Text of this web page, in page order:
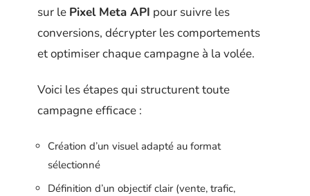
sur le Pixel Meta API pour suivre les
conversions, décrypter les comportements
et optimiser chaque campagne à la volée.
Voici les étapes qui structurent toute
campagne efficace :
Création d’un visuel adapté au format
sélectionné
Définition d’un objectif clair (vente, trafic,